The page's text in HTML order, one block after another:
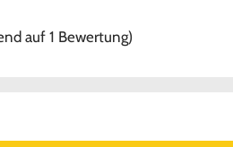
auf 1 Bewertung)